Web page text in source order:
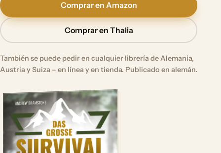
Comprar en Amazon
Comprar en Thalia
También se puede pedir en cualquier librería de Alemania,
Austria y Suiza – en línea y en tienda. Publicado en alemán.